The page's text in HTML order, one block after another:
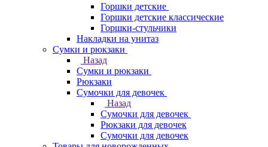
Горшки детские
Горшки детские классические
Горшки-стульчики
Накладки на унитаз
Сумки и рюкзаки
Назад
Сумки и рюкзаки
Рюкзаки
Сумочки для девочек
Назад
Сумочки для девочек
Рюкзаки для девочек
Сумочки для девочек